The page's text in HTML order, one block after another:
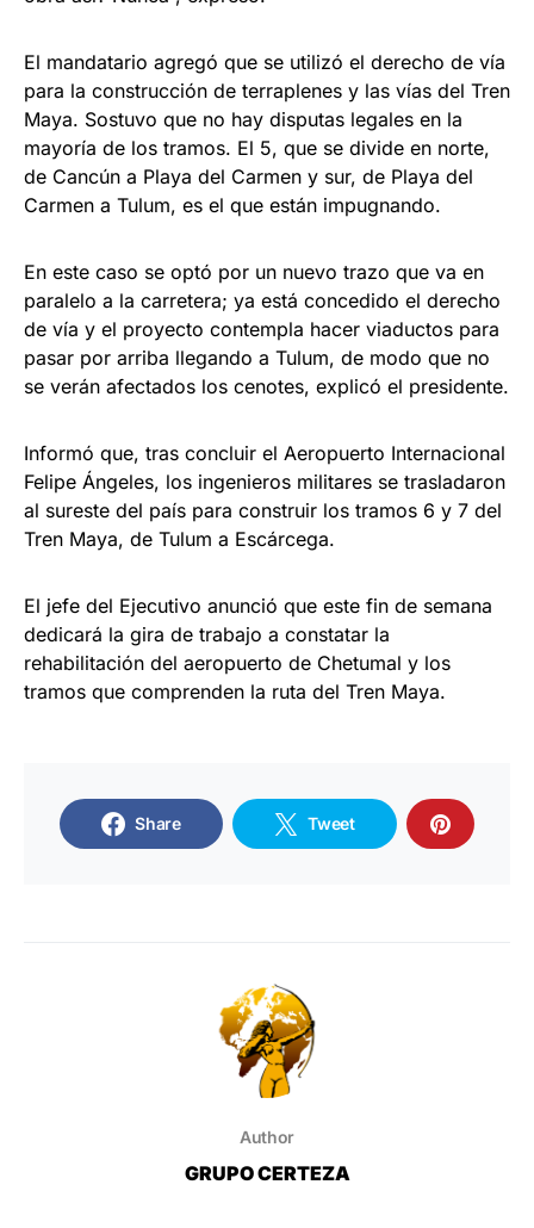
El mandatario agregó que se utilizó el derecho de vía
para la construcción de terraplenes y las vías del Tren
Maya. Sostuvo que no hay disputas legales en la
mayoría de los tramos. El 5, que se divide en norte,
de Cancún a Playa del Carmen y sur, de Playa del
Carmen a Tulum, es el que están impugnando.
En este caso se optó por un nuevo trazo que va en
paralelo a la carretera; ya está concedido el derecho
de vía y el proyecto contempla hacer viaductos para
pasar por arriba llegando a Tulum, de modo que no
se verán afectados los cenotes, explicó el presidente.
Informó que, tras concluir el Aeropuerto Internacional
Felipe Ángeles, los ingenieros militares se trasladaron
al sureste del país para construir los tramos 6 y 7 del
Tren Maya, de Tulum a Escárcega.
El jefe del Ejecutivo anunció que este fin de semana
dedicará la gira de trabajo a constatar la
rehabilitación del aeropuerto de Chetumal y los
tramos que comprenden la ruta del Tren Maya.
Share Tweet
Author
GRUPO CERTEZA